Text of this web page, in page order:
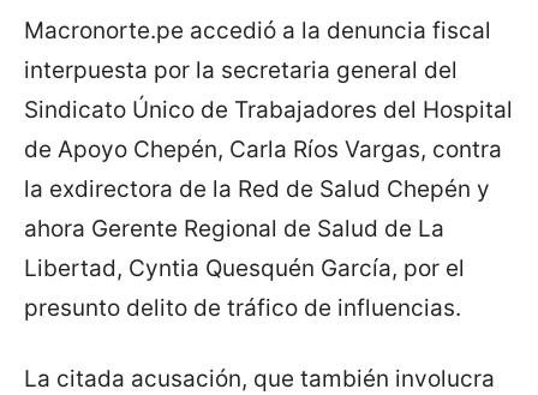
Macronorte.pe accedió a la denuncia fiscal
interpuesta por la secretaria general del
Sindicato Único de Trabajadores del Hospital
de Apoyo Chepén, Carla Ríos Vargas, contra
la exdirectora de la Red de Salud Chepén y
ahora Gerente Regional de Salud de La
Libertad, Cyntia Quesquén García, por el
presunto delito de tráfico de influencias.
La citada acusación, que también involucra